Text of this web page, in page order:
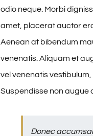
odio neque. Morbi
amet, placerat auctor
Aenean at bibendum
venenatis. Aliquam et
vel venenatis
Suspendisse non augue
Donec